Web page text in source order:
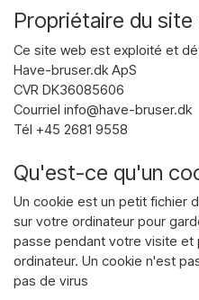
Propriétaire du
Ce site web est exploité et
Have-bruser.dk ApS
CVR DK36085606
Courriel info@have-bruser.dk
Tél +45 2681 9558
Qu'est-ce qu'un
Un cookie est un petit fichier
sur votre ordinateur pour
passe pendant votre visite et
ordinateur. Un cookie n'est
pas de virus